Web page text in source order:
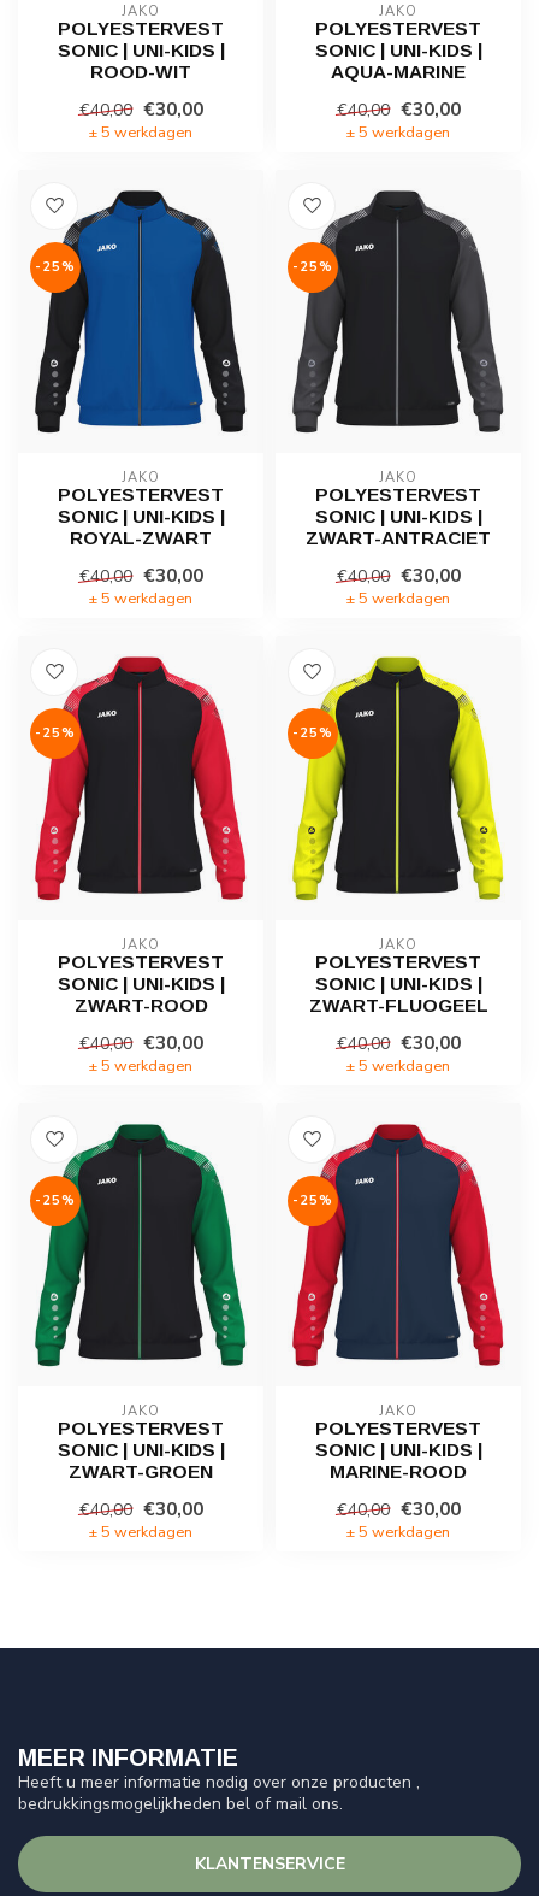
JAKO
POLYESTERVEST
SONIC | UNI-KIDS |
ROOD-WIT
€40,00 €30,00
± 5 werkdagen
JAKO
POLYESTERVEST
SONIC | UNI-KIDS |
AQUA-MARINE
€40,00 €30,00
± 5 werkdagen
-25%
JAKO
POLYESTERVEST
SONIC | UNI-KIDS |
ROYAL-ZWART
€40,00 €30,00
± 5 werkdagen
-25%
JAKO
POLYESTERVEST
SONIC | UNI-KIDS |
ZWART-ANTRACIET
€40,00 €30,00
± 5 werkdagen
-25%
JAKO
POLYESTERVEST
SONIC | UNI-KIDS |
ZWART-ROOD
€40,00 €30,00
± 5 werkdagen
-25%
JAKO
POLYESTERVEST
SONIC | UNI-KIDS |
ZWART-FLUOGEEL
€40,00 €30,00
± 5 werkdagen
-25%
JAKO
POLYESTERVEST
SONIC | UNI-KIDS |
ZWART-GROEN
€40,00 €30,00
± 5 werkdagen
-25%
JAKO
POLYESTERVEST
SONIC | UNI-KIDS |
MARINE-ROOD
€40,00 €30,00
± 5 werkdagen
MEER INFORMATIE
Heeft u meer informatie nodig over onze producten ,
bedrukkingsmogelijkheden bel of mail ons.
KLANTENSERVICE